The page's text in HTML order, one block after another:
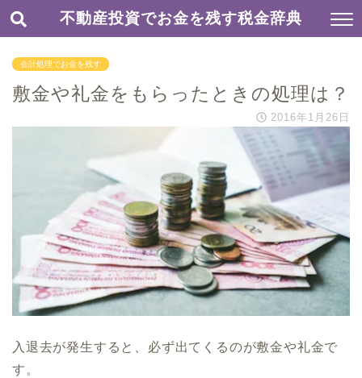
不動産投資でお金を残す税金辞典
会計処理でお金を残す
敷金や礼金をもらったときの処理は？
2016年1月26日
入退去が発生すると、必ず出てくるのが敷金や礼金で
す。